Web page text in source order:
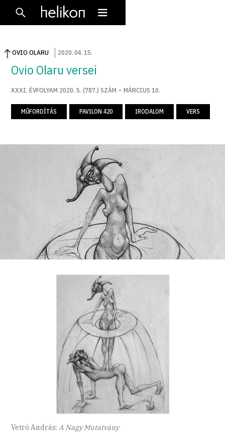
OVIO OLARU 2020.04. 15.
Ovio Olaru versei
XXXI. ÉVFOLYAM 2020. 5. (787.) SZÁM – MÁRCIUS 10.
MŰFORDÍTÁS PAVILON 420 IRODALOM VERS
Vetró András: A Nagy Mutatvány